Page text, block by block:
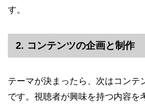
す。
2. コンテンツの企画と制作
テーマが決まったら、次はコンテ
です。視聴者が興味を持つ内容を